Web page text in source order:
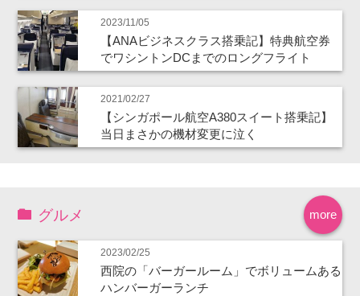
2023/11/05
【ANAビジネスクラス搭乗記】特典航空券
でワシントンDCまでのロングフライト
2021/02/27
【シンガポール航空A380スイート搭乗記】
当日まさかの機材変更に泣く
more
グルメ
2023/02/25
西院の「バーガールーム」でボリュームある
ハンバーガーランチ